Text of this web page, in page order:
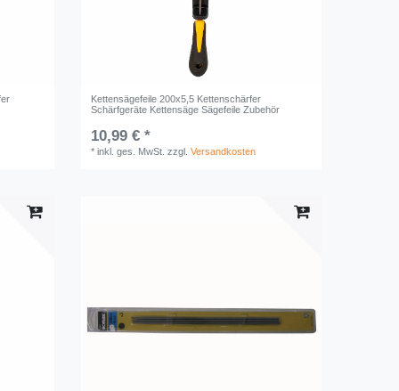
Kettensägefeile 200x5,5 Kettenschärfer
Schärfgeräte Kettensäge Sägefeile Zubehör
10,99 € *
*inkl. ges. MwSt. zzgl.Versandkosten